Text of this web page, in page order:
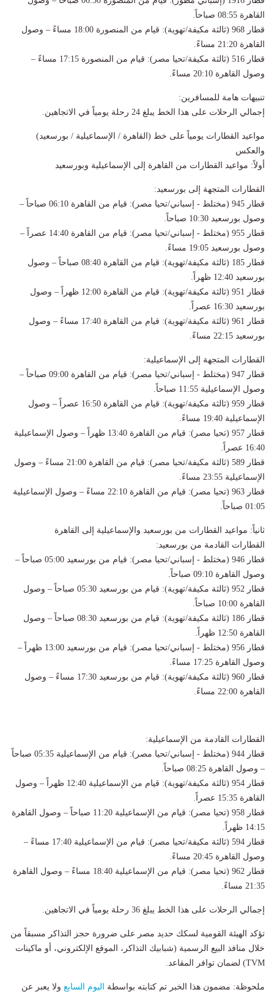
القاهرة 08:55 صباحاً.
قطار 968 (ثالثة مكيفة/تهوية): قيام من المنصورة 18:00 مساءً – وصول
القاهرة 21:20 مساءً.
قطار 516 (ثالثة مكيفة/تحيا مصر): قيام من المنصورة 17:15 مساءً –
وصول القاهرة 20:10 مساءً.
تنبيهات هامة للمسافرين:
إجمالي الرحلات على هذا الخط يبلغ 24 رحلة يومياً في الاتجاهين.
مواعيد القطارات يومياً على خط (القاهرة / الإسماعيلية / بورسعيد)
والعكس
أولاً: مواعيد القطارات من القاهرة إلى الإسماعيلية وبورسعيد
القطارات المتجهة إلى بورسعيد:
قطار 945 (مختلط - إسباني/تحيا مصر): قيام من القاهرة 06:10 صباحاً –
وصول بورسعيد 10:30 صباحاً.
قطار 955 (مختلط - إسباني/تحيا مصر): قيام من القاهرة 14:40 عصراً –
وصول بورسعيد 19:05 مساءً.
قطار 185 (ثالثة مكيفة/تهوية): قيام من القاهرة 08:40 صباحاً – وصول
بورسعيد 12:40 ظهراً.
قطار 951 (ثالثة مكيفة/تهوية): قيام من القاهرة 12:00 ظهراً – وصول
بورسعيد 16:30 عصراً.
قطار 961 (ثالثة مكيفة/تهوية): قيام من القاهرة 17:40 مساءً – وصول
بورسعيد 22:15 مساءً.
القطارات المتجهة إلى الإسماعيلية:
قطار 947 (مختلط - إسباني/تحيا مصر): قيام من القاهرة 09:00 صباحاً –
وصول الإسماعيلية 11:55 صباحاً.
قطار 959 (ثالثة مكيفة/تهوية): قيام من القاهرة 16:50 عصراً – وصول
الإسماعيلية 19:40 مساءً.
قطار 957 (تحيا مصر): قيام من القاهرة 13:40 ظهراً – وصول الإسماعيلية
16:40 عصراً.
قطار 589 (ثالثة مكيفة/تحيا مصر): قيام من القاهرة 21:00 مساءً – وصول
الإسماعيلية 23:55 مساءً.
قطار 963 (تحيا مصر): قيام من القاهرة 22:10 مساءً – وصول الإسماعيلية
01:05 صباحاً.
ثانياً: مواعيد القطارات من بورسعيد والإسماعيلية إلى القاهرة
القطارات القادمة من بورسعيد:
قطار 946 (مختلط - إسباني/تحيا مصر): قيام من بورسعيد 05:00 صباحاً –
وصول القاهرة 09:10 صباحاً.
قطار 952 (ثالثة مكيفة/تهوية): قيام من بورسعيد 05:30 صباحاً – وصول
القاهرة 10:00 صباحاً.
قطار 186 (ثالثة مكيفة/تهوية): قيام من بورسعيد 08:30 صباحاً – وصول
القاهرة 12:50 ظهراً.
قطار 956 (مختلط - إسباني/تحيا مصر): قيام من بورسعيد 13:00 ظهراً –
وصول القاهرة 17:25 مساءً.
قطار 960 (ثالثة مكيفة/تهوية): قيام من بورسعيد 17:30 مساءً – وصول
القاهرة 22:00 مساءً.
القطارات القادمة من الإسماعيلية:
قطار 944 (مختلط - إسباني/تحيا مصر): قيام من الإسماعيلية 05:35 صباحاً
– وصول القاهرة 08:25 صباحاً.
قطار 954 (ثالثة مكيفة/تهوية): قيام من الإسماعيلية 12:40 ظهراً – وصول
القاهرة 15:35 عصراً.
قطار 958 (تحيا مصر): قيام من الإسماعيلية 11:20 صباحاً – وصول القاهرة
14:15 ظهراً.
قطار 594 (ثالثة مكيفة/تحيا مصر): قيام من الإسماعيلية 17:40 مساءً –
وصول القاهرة 20:45 مساءً.
قطار 962 (تحيا مصر): قيام من الإسماعيلية 18:40 مساءً – وصول القاهرة
21:35 مساءً.
إجمالي الرحلات على هذا الخط يبلغ 36 رحلة يومياً في الاتجاهين.
تؤكد الهيئة القومية لسكك حديد مصر على ضرورة حجز التذاكر مسبقاً من
خلال منافذ البيع الرسمية (شبابيك التذاكر، الموقع الإلكتروني، أو ماكينات
TVM) لضمان توافر المقاعد.
ملحوظة: مضمون هذا الخبر تم كتابته بواسطة اليوم السابع ولا يعبر عن